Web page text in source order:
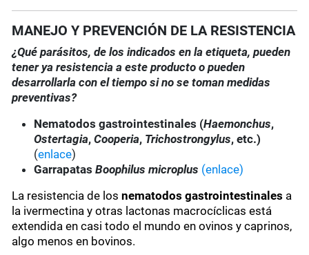
MANEJO Y PREVENCIÓN DE LA RESISTENCIA
¿Qué parásitos, de los indicados en la etiqueta, pueden
tener ya resistencia a este producto o pueden
desarrollarla con el tiempo si no se toman medidas
preventivas?
Nematodos gastrointestinales (Haemonchus,
Ostertagia,Cooperia, Trichostrongylus, etc.)
(enlace)
GarrapatasBoophilus microplus (enlace)
La resistencia de losnematodos gastrointestinales a
la ivermectina y otras lactonas macrocíclicas está
extendida en casi todo el mundo en ovinos y caprinos,
algo menos en bovinos.